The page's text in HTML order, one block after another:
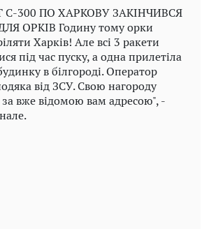
С-300 ПО ХАРКОВУ ЗАКІНЧИВСЯ
ОРКІВ Годину тому орки
Харків! Але всі 3 ракети
під час пуску, а одна прилетіла
в білгороді. Оператор
від ЗСУ. Свою нагороду
вже відомою вам адресою", -